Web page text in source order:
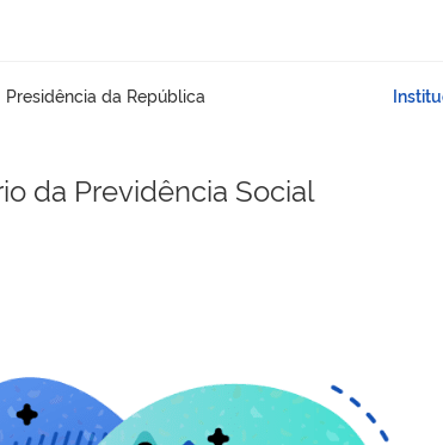
de navegação
da Previdência Social